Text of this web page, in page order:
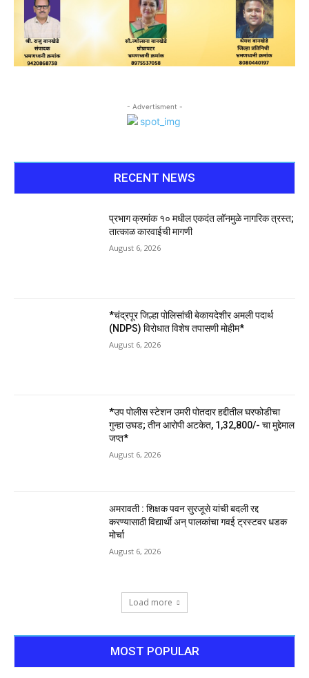
- Advertisment -
RECENT NEWS
प्रभाग क्रमांक १० मधील एकदंत लॉनमुळे नागरिक त्रस्त;
तात्काळ कारवाईची मागणी
August 6, 2026
*चंद्रपूर जिल्हा पोलिसांची बेकायदेशीर अमली पदार्थ
(NDPS) विरोधात विशेष तपासणी मोहीम*
August 6, 2026
*उप पोलीस स्टेशन उमरी पोतदार हद्दीतील घरफोडीचा
गुन्हा उघड; तीन आरोपी अटकेत, ₹1,32,800/- चा मुद्देमाल
जप्त*
August 6, 2026
अमरावती : शिक्षक पवन सुरजूसे यांची बदली रद्द
करण्यासाठी विद्यार्थी अन् पालकांचा गवई ट्रस्टवर धडक
मोर्चा
August 6, 2026
Load more
MOST POPULAR